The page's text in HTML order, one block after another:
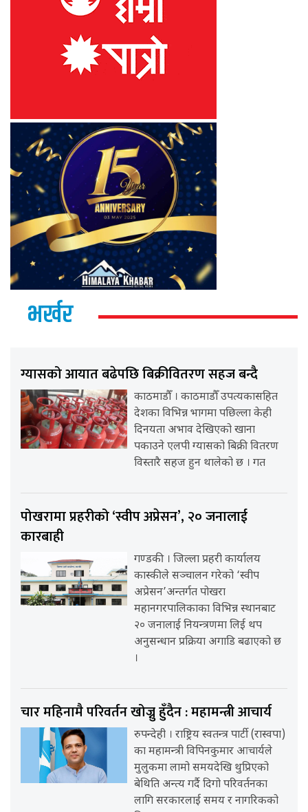
भर्खर
ग्यासको आयात बढेपछि बिक्रीवितरण सहज बन्दै
काठमाडौँ । काठमाडौँ उपत्यकासहित
देशका विभिन्न भागमा पछिल्ला केही
दिनयता अभाव देखिएको खाना
पकाउने एलपी ग्यासको बिक्री वितरण
विस्तारै सहज हुन थालेको छ । गत
पोखरामा प्रहरीको ‘स्वीप अप्रेसन’, २० जनालाई
कारबाही
गण्डकी । जिल्ला प्रहरी कार्यालय
कास्कीले सञ्चालन गरेको ‘स्वीप
अप्रेसन’अन्तर्गत पोखरा
महानगरपालिकाका विभिन्न स्थानबाट
२० जनालाई नियन्त्रणमा लिई थप
अनुसन्धान प्रक्रिया अगाडि बढाएको छ
।
चार महिनामै परिवर्तन खोज्नु हुँदैन : महामन्त्री आचार्य
रुपन्देही । राष्ट्रिय स्वतन्त्र पार्टी (रास्वपा)
का महामन्त्री विपिनकुमार आचार्यले
मुलुकमा लामो समयदेखि थुप्रिएको
बेथिति अन्त्य गर्दै दिगो परिवर्तनका
लागि सरकारलाई समय र नागरिकको